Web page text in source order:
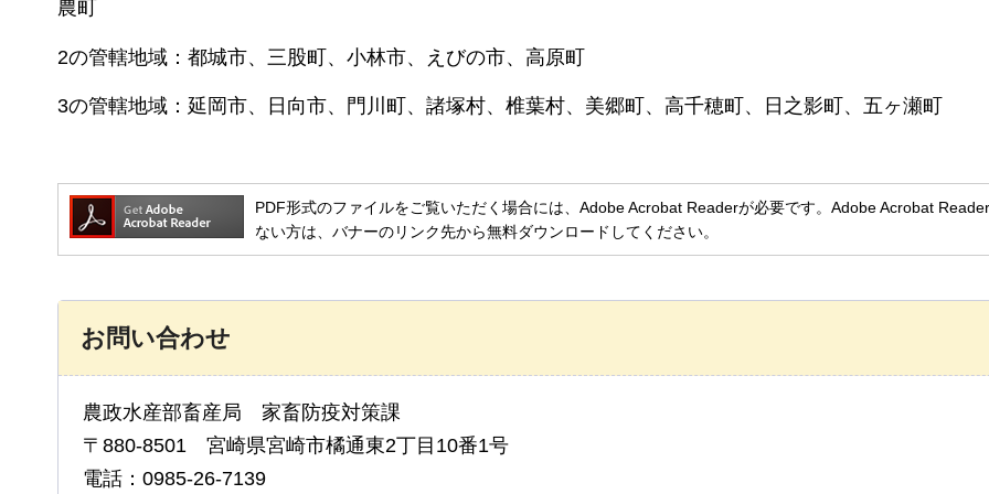
農町
2の管轄地域：都城市、三股町、小林市、えびの市、高原町
3の管轄地域：延岡市、日向市、門川町、諸塚村、椎葉村、美郷町、高千穂町、日之影町、五ヶ瀬町
PDF形式のファイルをご覧いただく場合には、Adobe Acrobat Readerが必要です。Adobe Acrobat
ない方は、バナーのリンク先から無料ダウンロードしてください。
お問い合わせ
農政水産部畜産局 家畜防疫対策課
〒880-8501 宮崎県宮崎市橘通東2丁目10番1号
電話：0985-26-7139